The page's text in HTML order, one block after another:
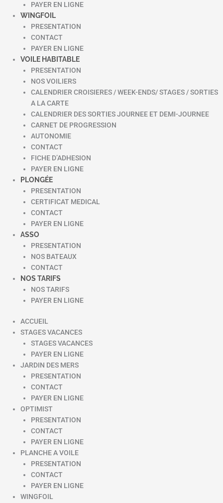
PAYER EN LIGNE
WINGFOIL
PRESENTATION
CONTACT
PAYER EN LIGNE
VOILE HABITABLE
PRESENTATION
NOS VOILIERS
CALENDRIER CROISIERES / WEEK-ENDS/ STAGES / SORTIES
A LA CARTE
CALENDRIER DES SORTIES JOURNEE ET DEMI-JOURNEE
CARNET DE PROGRESSION
AUTONOMIE
CONTACT
FICHE D’ADHESION
PAYER EN LIGNE
PLONGÉE
PRESENTATION
CERTIFICAT MEDICAL
CONTACT
PAYER EN LIGNE
ASSO
PRESENTATION
NOS BATEAUX
CONTACT
NOS TARIFS
NOS TARIFS
PAYER EN LIGNE
ACCUEIL
STAGES VACANCES
STAGES VACANCES
PAYER EN LIGNE
JARDIN DES MERS
PRESENTATION
CONTACT
PAYER EN LIGNE
OPTIMIST
PRESENTATION
CONTACT
PAYER EN LIGNE
PLANCHE A VOILE
PRESENTATION
CONTACT
PAYER EN LIGNE
WINGFOIL